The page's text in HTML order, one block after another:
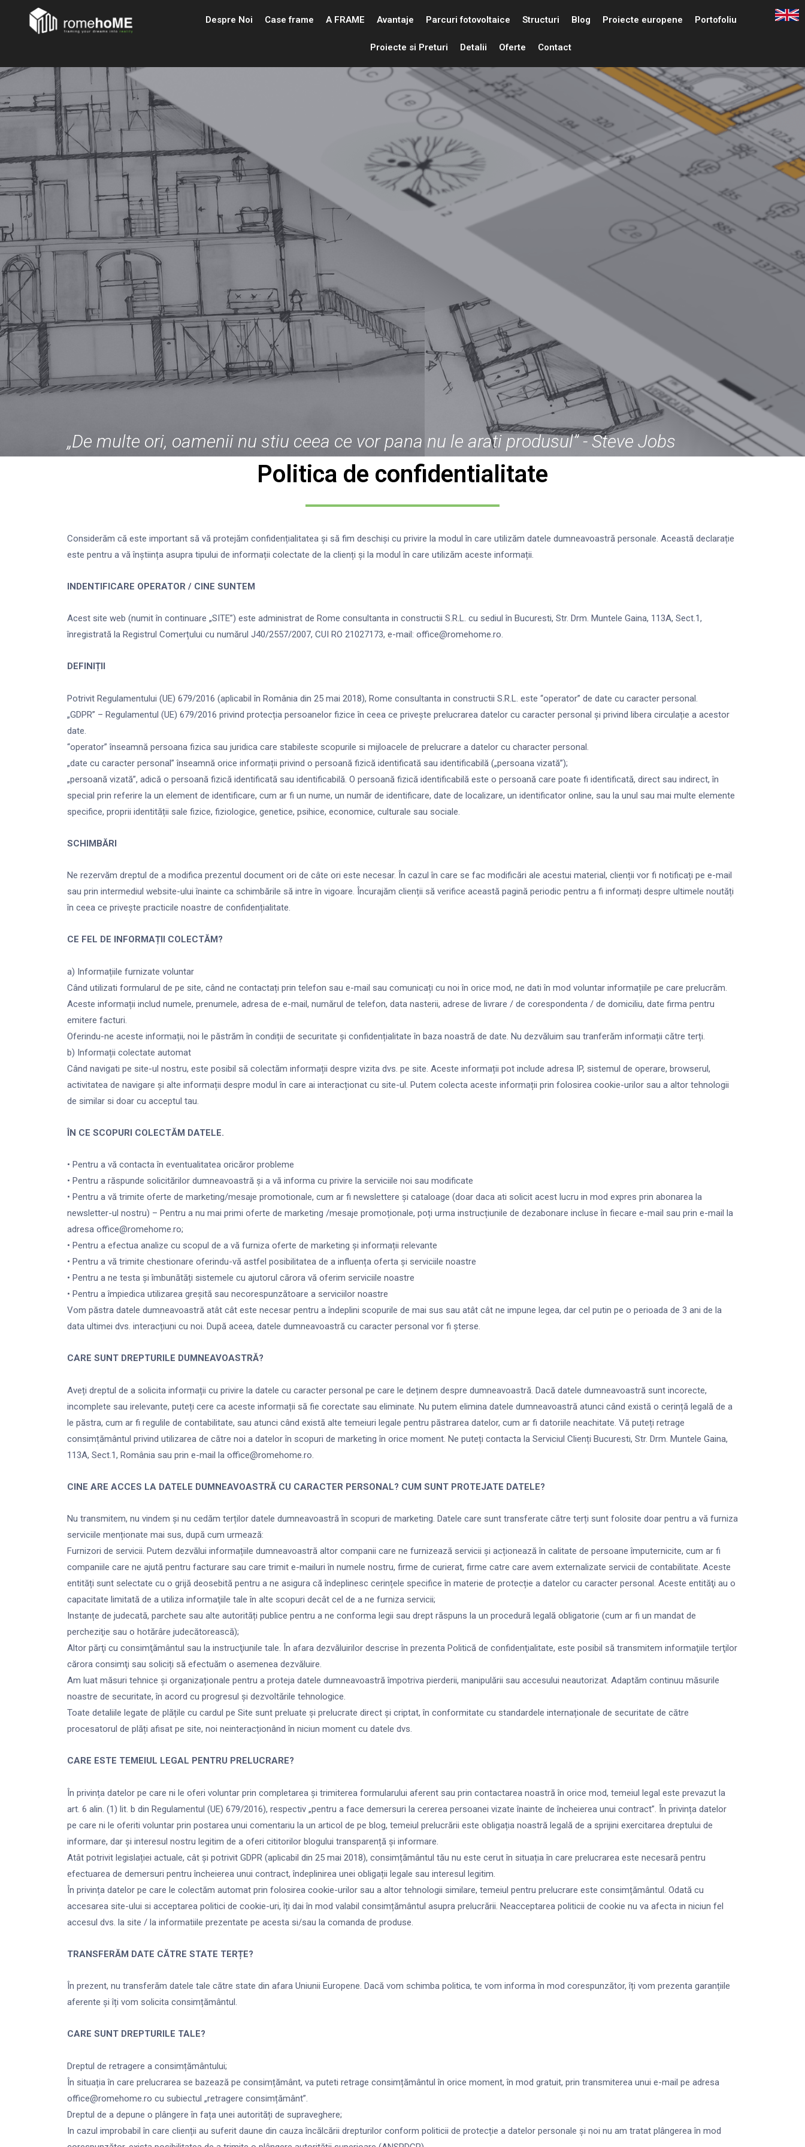
Despre Noi Case frame A FRAME Avantaje Parcuri fotovoltaice Structuri Blog Proiecte europene Portofoliu
Proiecte si Preturi Detalii Oferte Contact
„De multe ori, oamenii nu stiu ceea ce vor pana nu le arati produsul” - Steve Jobs
Politica de confidentialitate
Considerăm că este important să vă protejăm confidențialitatea și să fim deschiși cu privire la modul în care utilizăm datele dumneavoastră personale. Această declarație
este pentru a vă înștiința asupra tipului de informații colectate de la clienți și la modul în care utilizăm aceste informații.
INDENTIFICARE OPERATOR / CINE SUNTEM
Acest site web (numit în continuare „SITE”) este administrat de Rome consultanta in constructii S.R.L. cu sediul în Bucuresti, Str. Drm. Muntele Gaina, 113A, Sect.1,
înregistrată la Registrul Comerțului cu numărul J40/2557/2007, CUI RO 21027173, e-mail: office@romehome.ro.
DEFINIȚII
Potrivit Regulamentului (UE) 679/2016 (aplicabil în România din 25 mai 2018), Rome consultanta in constructii S.R.L. este “operator” de date cu caracter personal.
„GDPR” – Regulamentul (UE) 679/2016 privind protecția persoanelor fizice în ceea ce privește prelucrarea datelor cu caracter personal și privind libera circulație a acestor
date.
“operator” înseamnă persoana fizica sau juridica care stabileste scopurile si mijloacele de prelucrare a datelor cu character personal.
„date cu caracter personal” înseamnă orice informații privind o persoană fizică identificată sau identificabilă („persoana vizată”);
„persoană vizată”, adică o persoană fizică identificată sau identificabilă. O persoană fizică identificabilă este o persoană care poate fi identificată, direct sau indirect, în
special prin referire la un element de identificare, cum ar fi un nume, un număr de identificare, date de localizare, un identificator online, sau la unul sau mai multe elemente
specifice, proprii identității sale fizice, fiziologice, genetice, psihice, economice, culturale sau sociale.
SCHIMBĂRI
Ne rezervăm dreptul de a modifica prezentul document ori de câte ori este necesar. În cazul în care se fac modificări ale acestui material, clienții vor fi notificați pe e-mail
sau prin intermediul website-ului înainte ca schimbările să intre în vigoare. Încurajăm clienții să verifice această pagină periodic pentru a fi informați despre ultimele noutăți
în ceea ce privește practicile noastre de confidențialitate.
CE FEL DE INFORMAȚII COLECTĂM?
a) Informațiile furnizate voluntar
Când utilizati formularul de pe site, când ne contactați prin telefon sau e-mail sau comunicați cu noi în orice mod, ne dati în mod voluntar informațiile pe care prelucrăm.
Aceste informații includ numele, prenumele, adresa de e-mail, numărul de telefon, data nasterii, adrese de livrare / de corespondenta / de domiciliu, date firma pentru
emitere facturi.
Oferindu-ne aceste informații, noi le păstrăm în condiții de securitate și confidențialitate în baza noastră de date. Nu dezvăluim sau tranferăm informații către terți.
b) Informații colectate automat
Când navigati pe site-ul nostru, este posibil să colectăm informații despre vizita dvs. pe site. Aceste informații pot include adresa IP, sistemul de operare, browserul,
activitatea de navigare și alte informații despre modul în care ai interacționat cu site-ul. Putem colecta aceste informații prin folosirea cookie-urilor sau a altor tehnologii
de similar si doar cu acceptul tau.
ÎN CE SCOPURI COLECTĂM DATELE.
• Pentru a vă contacta în eventualitatea oricăror probleme
• Pentru a răspunde solicitărilor dumneavoastră și a vă informa cu privire la serviciile noi sau modificate
• Pentru a vă trimite oferte de marketing/mesaje promotionale, cum ar fi newslettere și cataloage (doar daca ati solicit acest lucru in mod expres prin abonarea la
newsletter-ul nostru) – Pentru a nu mai primi oferte de marketing /mesaje promoționale, poți urma instrucțiunile de dezabonare incluse în fiecare e-mail sau prin e-mail la
adresa office@romehome.ro;
• Pentru a efectua analize cu scopul de a vă furniza oferte de marketing și informații relevante
• Pentru a vă trimite chestionare oferindu-vă astfel posibilitatea de a influența oferta și serviciile noastre
• Pentru a ne testa și îmbunătăți sistemele cu ajutorul cărora vă oferim serviciile noastre
• Pentru a împiedica utilizarea greșită sau necorespunzătoare a serviciilor noastre
Vom păstra datele dumneavoastră atât cât este necesar pentru a îndeplini scopurile de mai sus sau atât cât ne impune legea, dar cel putin pe o perioada de 3 ani de la
data ultimei dvs. interacțiuni cu noi. După aceea, datele dumneavoastră cu caracter personal vor fi șterse.
CARE SUNT DREPTURILE DUMNEAVOASTRĂ?
Aveți dreptul de a solicita informații cu privire la datele cu caracter personal pe care le deținem despre dumneavoastră. Dacă datele dumneavoastră sunt incorecte,
incomplete sau irelevante, puteți cere ca aceste informații să fie corectate sau eliminate. Nu putem elimina datele dumneavoastră atunci când există o cerință legală de a
le păstra, cum ar fi regulile de contabilitate, sau atunci când există alte temeiuri legale pentru păstrarea datelor, cum ar fi datoriile neachitate. Vă puteți retrage
consimțământul privind utilizarea de către noi a datelor în scopuri de marketing în orice moment. Ne puteți contacta la Serviciul Clienți Bucuresti, Str. Drm. Muntele Gaina,
113A, Sect.1, România sau prin e-mail la office@romehome.ro.
CINE ARE ACCES LA DATELE DUMNEAVOASTRĂ CU CARACTER PERSONAL? CUM SUNT PROTEJATE DATELE?
Nu transmitem, nu vindem și nu cedăm terților datele dumneavoastră în scopuri de marketing. Datele care sunt transferate către terți sunt folosite doar pentru a vă furniza
serviciile menționate mai sus, după cum urmează:
Furnizori de servicii. Putem dezvălui informațiile dumneavoastră altor companii care ne furnizează servicii și acționează în calitate de persoane împuternicite, cum ar fi
companiile care ne ajută pentru facturare sau care trimit e-mailuri în numele nostru, firme de curierat, firme catre care avem externalizate servicii de contabilitate. Aceste
entități sunt selectate cu o grijă deosebită pentru a ne asigura că îndeplinesc cerințele specifice în materie de protecție a datelor cu caracter personal. Aceste entităţi au o
capacitate limitată de a utiliza informaţiile tale în alte scopuri decât cel de a ne furniza servicii;
Instanțe de judecată, parchete sau alte autorități publice pentru a ne conforma legii sau drept răspuns la un procedură legală obligatorie (cum ar fi un mandat de
percheziţie sau o hotărâre judecătorească);
Altor părţi cu consimţământul sau la instrucţiunile tale. În afara dezvăluirilor descrise în prezenta Politică de confidenţialitate, este posibil să transmitem informaţiile terţilor
cărora consimţi sau soliciți să efectuăm o asemenea dezvăluire.
Am luat măsuri tehnice și organizaționale pentru a proteja datele dumneavoastră împotriva pierderii, manipulării sau accesului neautorizat. Adaptăm continuu măsurile
noastre de securitate, în acord cu progresul și dezvoltările tehnologice.
Toate detaliile legate de plățile cu cardul pe Site sunt preluate și prelucrate direct și criptat, în conformitate cu standardele internaționale de securitate de către
procesatorul de plăți afisat pe site, noi neinteracționând în niciun moment cu datele dvs.
CARE ESTE TEMEIUL LEGAL PENTRU PRELUCRARE?
În privința datelor pe care ni le oferi voluntar prin completarea și trimiterea formularului aferent sau prin contactarea noastră în orice mod, temeiul legal este prevazut la
art. 6 alin. (1) lit. b din Regulamentul (UE) 679/2016), respectiv „pentru a face demersuri la cererea persoanei vizate înainte de încheierea unui contract”. În privința datelor
pe care ni le oferiti voluntar prin postarea unui comentariu la un articol de pe blog, temeiul prelucrării este obligația noastră legală de a sprijini exercitarea dreptului de
informare, dar și interesul nostru legitim de a oferi cititorilor blogului transparență și informare.
Atât potrivit legislației actuale, cât și potrivit GDPR (aplicabil din 25 mai 2018), consimțământul tău nu este cerut în situația în care prelucrarea este necesară pentru
efectuarea de demersuri pentru încheierea unui contract, îndeplinirea unei obligații legale sau interesul legitim.
În privința datelor pe care le colectăm automat prin folosirea cookie-urilor sau a altor tehnologii similare, temeiul pentru prelucrare este consimțământul. Odată cu
accesarea site-ului si acceptarea politici de cookie-uri, îți dai în mod valabil consimțământul asupra prelucrării. Neacceptarea politicii de cookie nu va afecta in niciun fel
accesul dvs. la site / la informatiile prezentate pe acesta si/sau la comanda de produse.
TRANSFERĂM DATE CĂTRE STATE TERȚE?
În prezent, nu transferăm datele tale către state din afara Uniunii Europene. Dacă vom schimba politica, te vom informa în mod corespunzător, îți vom prezenta garanțiile
aferente și îți vom solicita consimțământul.
CARE SUNT DREPTURILE TALE?
Dreptul de retragere a consimțământului;
În situația în care prelucrarea se bazează pe consimțământ, va puteti retrage consimțământul în orice moment, în mod gratuit, prin transmiterea unui e-mail pe adresa
office@romehome.ro cu subiectul „retragere consimțământ”.
Dreptul de a depune o plângere în fața unei autorități de supraveghere;
In cazul improbabil în care clienții au suferit daune din cauza încălcării drepturilor conform politicii de protecție a datelor personale și noi nu am tratat plângerea în mod